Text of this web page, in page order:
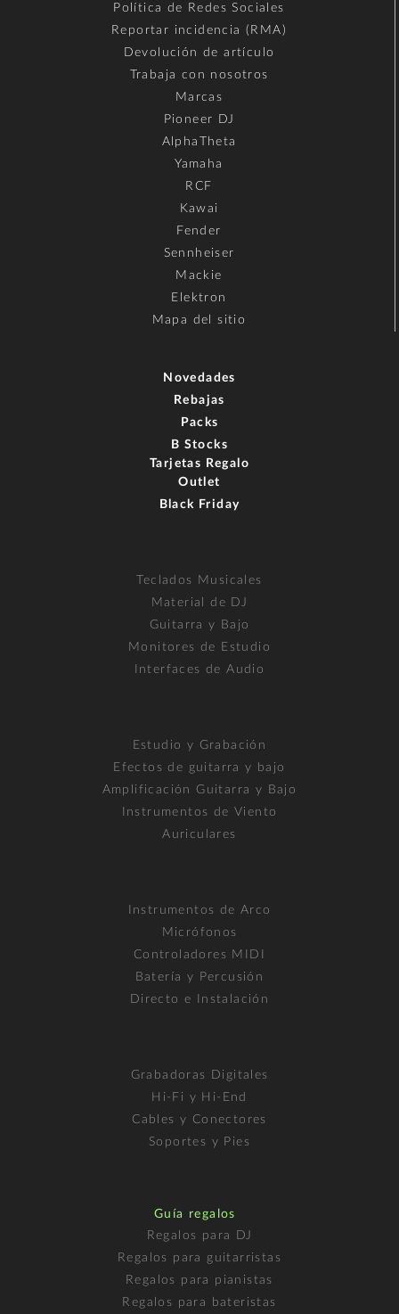
Política de Redes Sociales
Reportar incidencia (RMA)
Devolución de artículo
Trabaja con nosotros
Marcas
Pioneer DJ
AlphaTheta
Yamaha
RCF
Kawai
Fender
Sennheiser
Mackie
Elektron
Mapa del sitio
Novedades
Rebajas
Packs
B Stocks
Tarjetas Regalo
Outlet
Black Friday
Teclados Musicales
Material de DJ
Guitarra y Bajo
Monitores de Estudio
Interfaces de Audio
Estudio y Grabación
Efectos de guitarra y bajo
Amplificación Guitarra y Bajo
Instrumentos de Viento
Auriculares
Instrumentos de Arco
Micrófonos
Controladores MIDI
Batería y Percusión
Directo e Instalación
Grabadoras Digitales
Hi-Fi y Hi-End
Cables y Conectores
Soportes y Pies
Guía regalos
Regalos para DJ
Regalos para guitarristas
Regalos para pianistas
Regalos para bateristas